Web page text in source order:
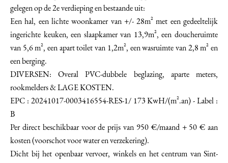
gelegen op de 2e verdieping en bestaande uit:
Een hal, een lichte woonkamer van +/- 28m² met een gedeeltelijk
ingerichte keuken, een slaapkamer van 13,9m², een doucheruimte
van 5,6 m², een apart toilet van 1,2m², een wasruimte van 2,8 m² en
een berging.
DIVERSEN: Overal PVC-dubbele beglazing, aparte meters,
rookmelders & LAGE KOSTEN.
EPC : 20241017-0003416554-RES-1/ 173 KwH/(m².an) - Label :
B
Per direct beschikbaar voor de prijs van 950 €/maand + 50 € aan
kosten (voorschot voor water en verzekering).
Dicht bij het openbaar vervoer, winkels en het centrum van Sint-